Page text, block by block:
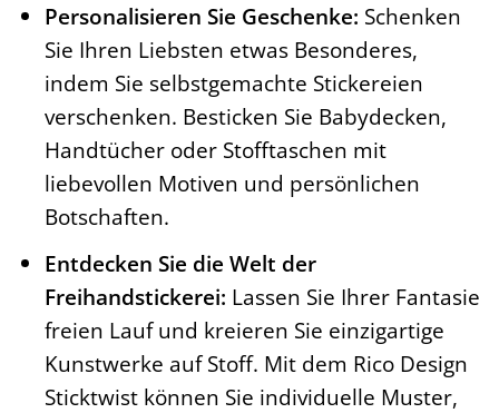
Personalisieren Sie Geschenke: Schenken
Sie Ihren Liebsten etwas Besonderes,
indem Sie selbstgemachte Stickereien
verschenken. Besticken Sie Babydecken,
Handtücher oder Stofftaschen mit
liebevollen Motiven und persönlichen
Botschaften.
Entdecken Sie die Welt der
Freihandstickerei: Lassen Sie Ihrer Fantasie
freien Lauf und kreieren Sie einzigartige
Kunstwerke auf Stoff. Mit dem Rico Design
Sticktwist können Sie individuelle Muster,